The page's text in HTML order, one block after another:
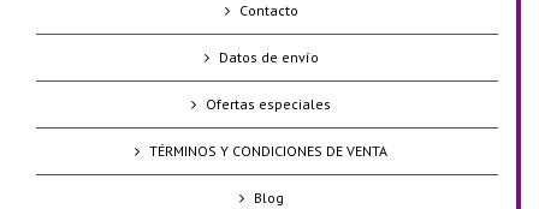
Contacto
Datos de envío
Ofertas especiales
TÉRMINOS Y CONDICIONES DE VENTA
Blog